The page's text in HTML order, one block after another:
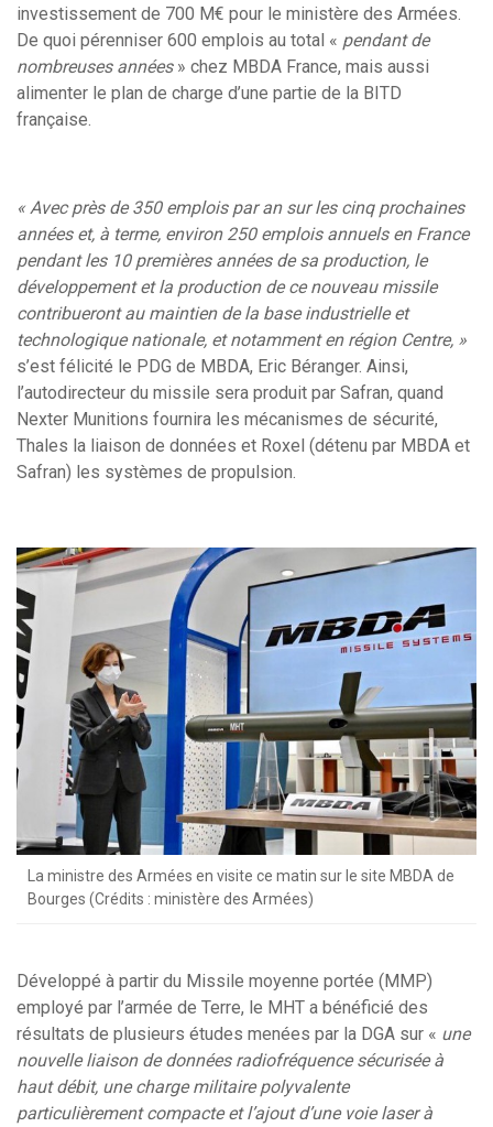
investissement de 700 M€ pour le ministère des Armées.
De quoi pérenniser 600 emplois au total « pendant de
nombreuses années» chez MBDA France, mais aussi
alimenter le plan de charge d’une partie de la BITD
française.
« Avec près de 350 emplois par an sur les cinq prochaines
années et, à terme, environ 250 emplois annuels en France
pendant les 10 premières années de sa production, le
développement et la production de ce nouveau missile
contribueront au maintien de la base industrielle et
technologique nationale, et notamment en région Centre, »
s’est félicité le PDG de MBDA, Eric Béranger. Ainsi,
l’autodirecteur du missile sera produit par Safran, quand
Nexter Munitions fournira les mécanismes de sécurité,
Thales la liaison de données et Roxel (détenu par MBDA et
Safran) les systèmes de propulsion.
La ministre des Armées en visite ce matin sur le site MBDA de
Bourges (Crédits : ministère des Armées)
Développé à partir du Missile moyenne portée (MMP)
employé par l’armée de Terre, le MHT a bénéficié des
résultats de plusieurs études menées par la DGA sur « une
nouvelle liaison de données radiofréquence sécurisée à
haut débit, une charge militaire polyvalente
particulièrement compacte et l’ajout d’une voie laser à